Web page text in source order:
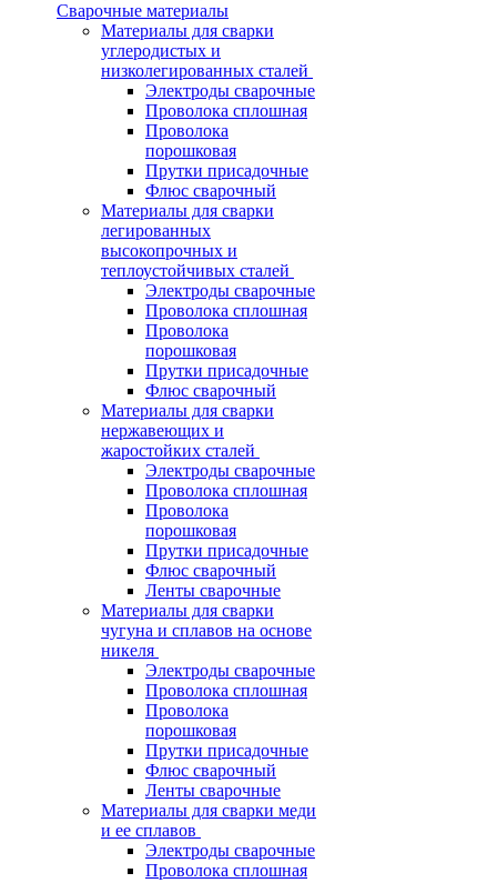
Сварочные материалы
Материалы для сварки
углеродистых и
низколегированных сталей
Электроды сварочные
Проволока сплошная
Проволока
порошковая
Прутки присадочные
Флюс сварочный
Материалы для сварки
легированных
высокопрочных и
теплоустойчивых сталей
Электроды сварочные
Проволока сплошная
Проволока
порошковая
Прутки присадочные
Флюс сварочный
Материалы для сварки
нержавеющих и
жаростойких сталей
Электроды сварочные
Проволока сплошная
Проволока
порошковая
Прутки присадочные
Флюс сварочный
Ленты сварочные
Материалы для сварки
чугуна и сплавов на основе
никеля
Электроды сварочные
Проволока сплошная
Проволока
порошковая
Прутки присадочные
Флюс сварочный
Ленты сварочные
Материалы для сварки меди
и ее сплавов
Электроды сварочные
Проволока сплошная